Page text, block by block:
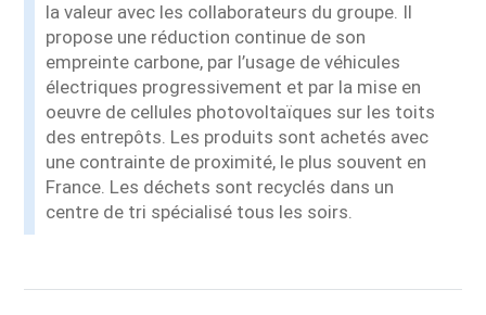
la valeur avec les collaborateurs du groupe. Il
propose une réduction continue de son
empreinte carbone, par l’usage de véhicules
électriques progressivement et par la mise en
oeuvre de cellules photovoltaïques sur les toits
des entrepôts. Les produits sont achetés avec
une contrainte de proximité, le plus souvent en
France. Les déchets sont recyclés dans un
centre de tri spécialisé tous les soirs.